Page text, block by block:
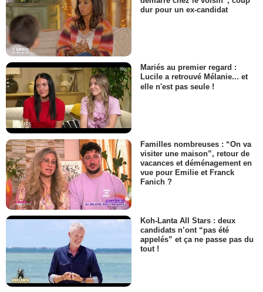
dur pour un ex-candidat
Mariés au premier regard :
Lucile a retrouvé Mélanie... et
elle n'est pas seule !
Familles nombreuses : “On va
visiter une maison”, retour de
vacances et déménagement en
vue pour Emilie et Franck
Fanich ?
Koh-Lanta All Stars : deux
candidats n’ont “pas été
appelés” et ça ne passe pas du
tout !